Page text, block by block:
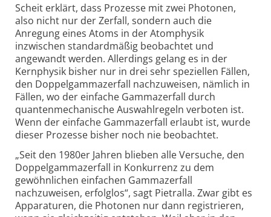
Scheit erklärt, dass Prozesse mit zwei Photonen,
also nicht nur der Zerfall, sondern auch die
Anregung eines Atoms in der Atomphysik
inzwischen standardmäßig beobachtet und
angewandt werden. Allerdings gelang es in der
Kernphysik bisher nur in drei sehr speziellen Fällen,
den Doppel­gamma­zerfall nachzuweisen, nämlich in
Fällen, wo der einfache Gammazerfall durch
quanten­mechanische Auswahlregeln verboten ist.
Wenn der einfache Gammazerfall erlaubt ist, wurde
dieser Prozesse bisher noch nie beobachtet.
„Seit den 1980er Jahren blieben alle Versuche, den
Doppel­gamma­zerfall in Konkurrenz zu dem
gewöhnlichen einfachen Gamma­zerfall
nachzuweisen, erfolglos“, sagt Pietralla. Zwar gibt es
Apparaturen, die Photonen nur dann registrieren,